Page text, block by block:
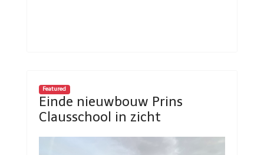
Featured
Einde nieuwbouw Prins
Clausschool in zicht